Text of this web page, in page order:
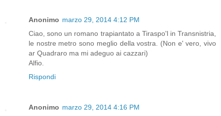
Anonimo marzo 29, 2014 4:12 PM
Ciao, sono un romano trapiantato a Tiraspo'l in Transnistria,
le nostre metro sono meglio della vostra. (Non e' vero, vivo
ar Quadraro ma mi adeguo ai cazzari)
Alfio.
Rispondi
Anonimo marzo 29, 2014 4:16 PM